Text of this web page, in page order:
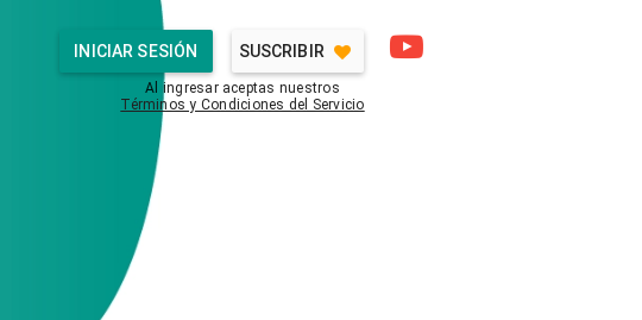
INICIAR SESIÓN SUSCRIBIR
Al ingresar aceptas nuestros
Términos y Condiciones del Servicio